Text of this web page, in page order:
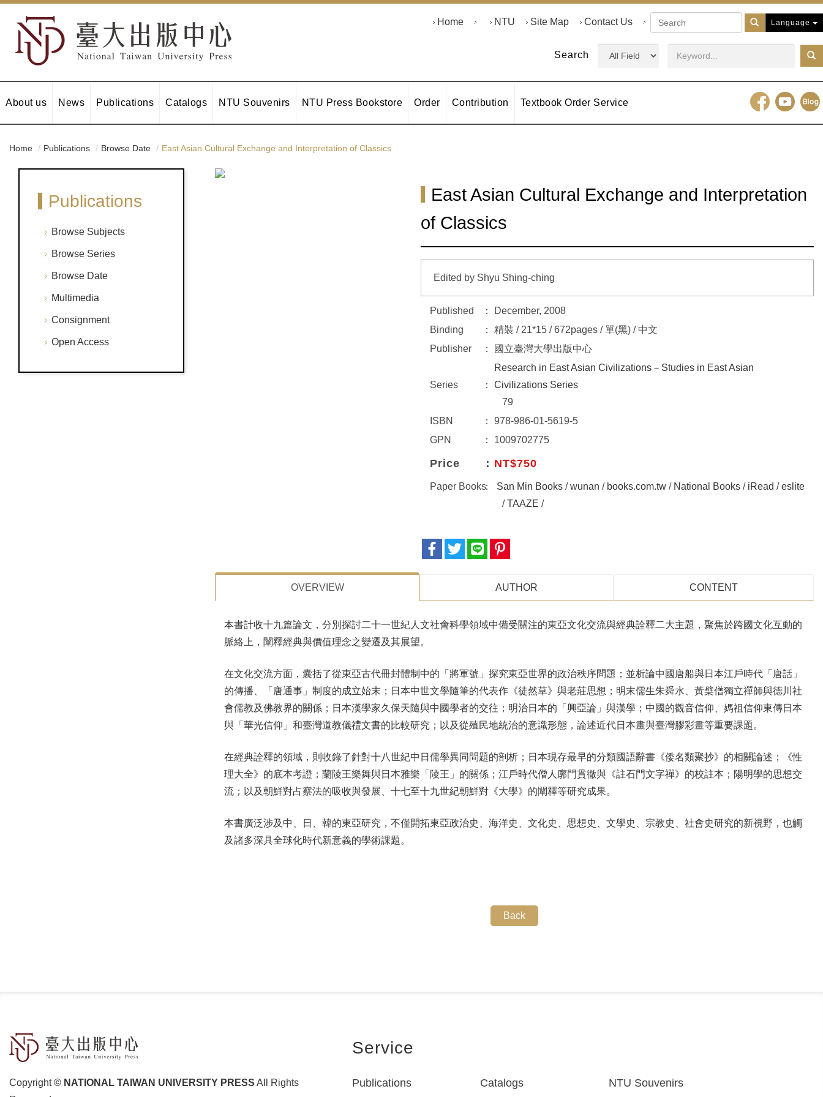
Search
Home NTU Site Map Contact Us
About us News Publications Catalogs NTU Souvenirs NTU Press Bookstore Order Contribution Textbook Order Service
Language
Home Publications Browse Date East Asian Cultural Exchange and Interpretation of Classics
Publications
Browse Subjects
Browse Series
Browse Date
Multimedia
Consignment
Open Access
East Asian Cultural Exchange and Interpretation
of Classics
Edited by Shyu Shing-ching
Published
December, 2008
Binding
精裝 / 21*15 / 672pages / 單(黑) / 中文
Publisher
國立臺灣大學出版中心
Series
Research in East Asian Civilizations－Studies in East Asian
Civilizations Series
79
ISBN
978-986-01-5619-5
GPN
1009702775
Price NT$750
Paper Books San Min Books /wunan / books.com.tw / National Books / iRead /eslite
/TAAZE /
OVERVIEW AUTHOR CONTENT
本書計收十九篇論文，分別探討二十一世紀人文社會科學領域中備受關注的東亞文化交流與經典詮釋二大主題，聚焦於跨國文化互動的
脈絡上，闡釋經典與價值理念之變遷及其展望。
在文化交流方面，囊括了從東亞古代冊封體制中的「將軍號」探究東亞世界的政治秩序問題；並析論中國唐船與日本江戶時代「唐話」
的傳播、「唐通事」制度的成立始末；日本中世文學隨筆的代表作《徒然草》與老莊思想；明末儒生朱舜水、黃檗僧獨立禪師與德川社
會儒教及佛教界的關係；日本漢學家久保天隨與中國學者的交往；明治日本的「興亞論」與漢學；中國的觀音信仰、媽祖信仰東傳日本
與「華光信仰」和臺灣道教儀禮文書的比較研究；以及從殖民地統治的意識形態，論述近代日本畫與臺灣膠彩畫等重要課題。
在經典詮釋的領域，則收錄了針對十八世紀中日儒學異同問題的剖析；日本現存最早的分類國語辭書《倭名類聚抄》的相關論述；《性
理大全》的底本考證；蘭陵王樂舞與日本雅樂「陵王」的關係；江戶時代僧人廓門貫徹與《註石門文字禪》的校註本；陽明學的思想交
流；以及朝鮮對占察法的吸收與發展、十七至十九世紀朝鮮對《大學》的闡釋等研究成果。
本書廣泛涉及中、日、韓的東亞研究，不僅開拓東亞政治史、海洋史、文化史、思想史、文學史、宗教史、社會史研究的新視野，也觸
及諸多深具全球化時代新意義的學術課題。
Back
Copyright© NATIONAL TAIWAN UNIVERSITY PRESS All Rights
Service
Publications Catalogs NTU Souvenirs